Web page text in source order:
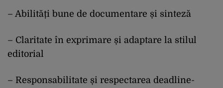
– Abilități bune de documentare și sinteză
– Claritate în exprimare și adaptare la stilul
editorial
– Responsabilitate și respectarea deadline-